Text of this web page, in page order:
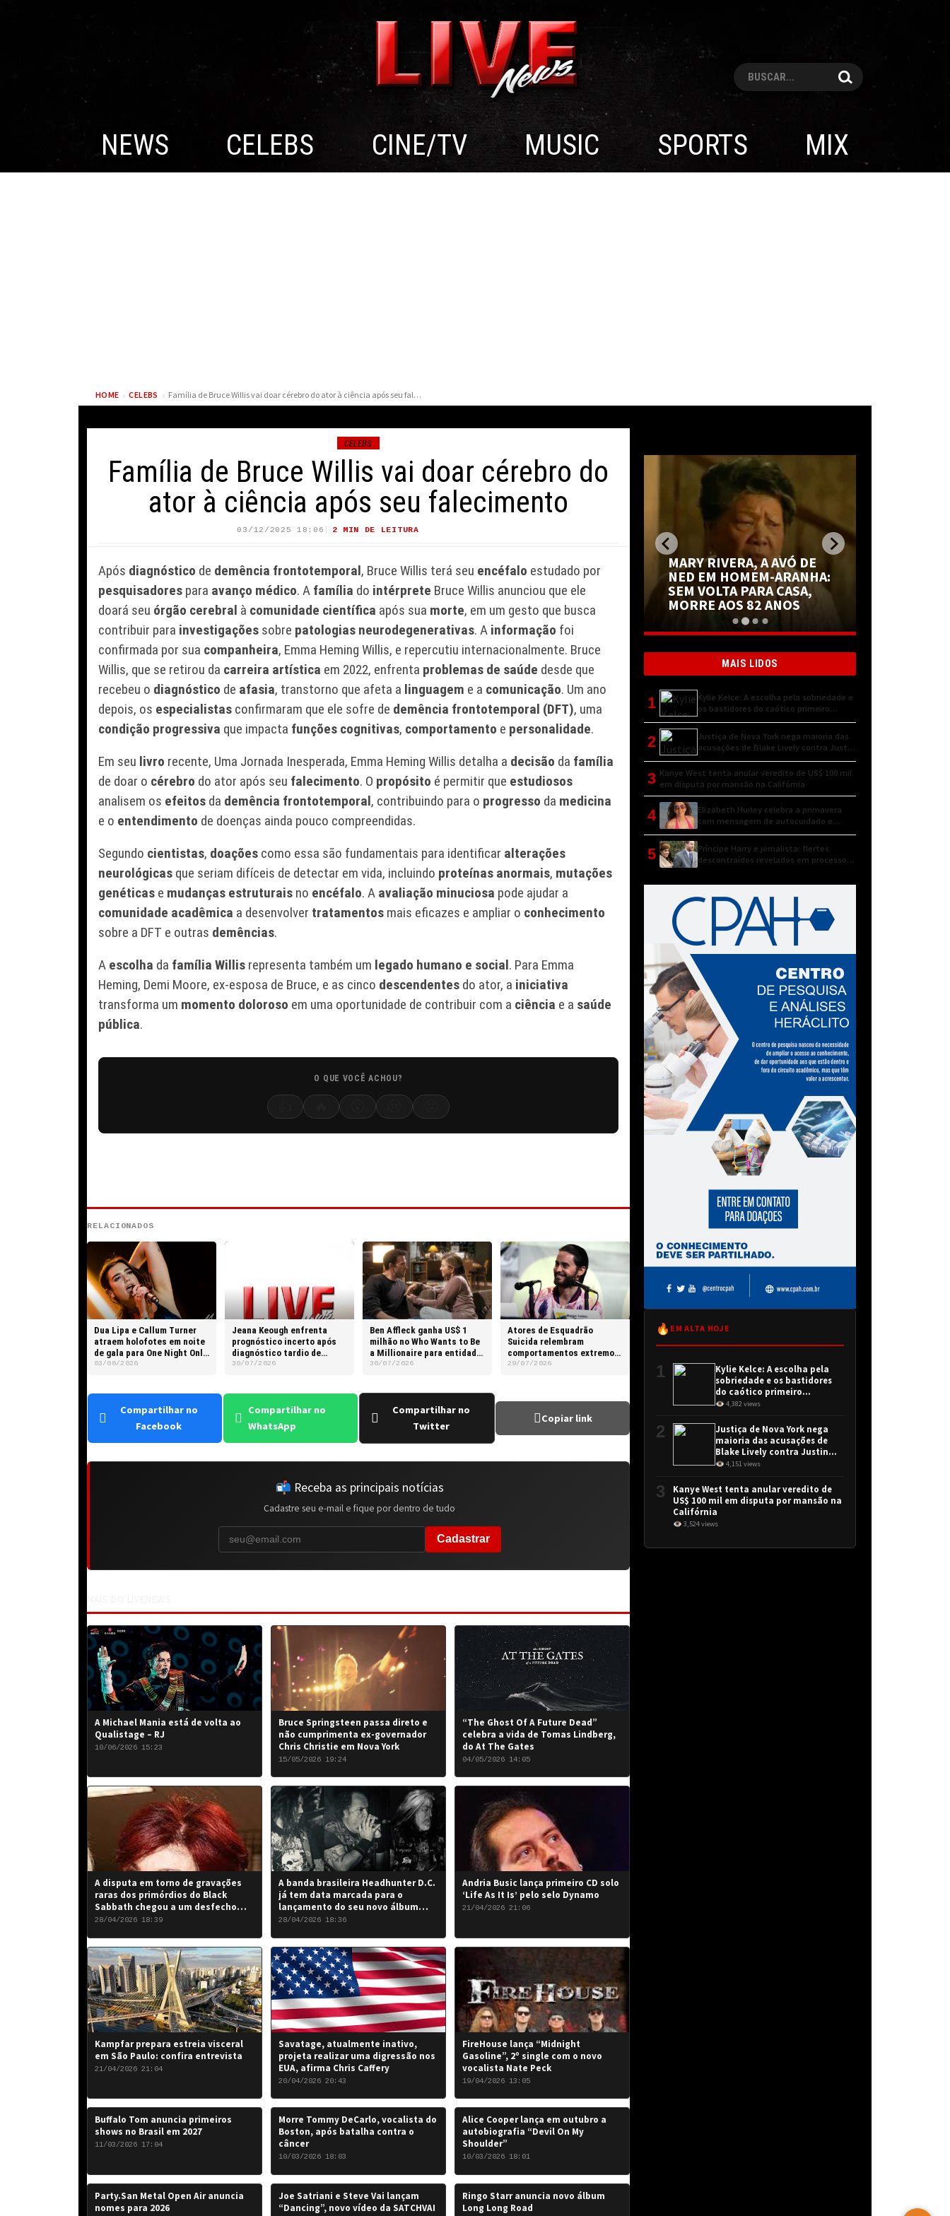
Pesquisar
NEWS CELEBS CINE/TV MUSIC SPORTS MIX
HOME › CELEBS › Família de Bruce Willis vai doar cérebro do ator à ciência após seu falecimento
CELEBS
Família de Bruce Willis vai doar cérebro do
ator à ciência após seu falecimento
03/12/2025 18:06 2 MIN DE LEITURA
Após diagnóstico de demência frontotemporal, Bruce Willis terá seu encéfalo estudado por
pesquisadores para avanço médico. A família do intérprete Bruce Willis anunciou que ele
doará seu órgão cerebral à comunidade científica após sua morte, em um gesto que busca
contribuir para investigações sobre patologias neurodegenerativas. A informação foi
confirmada por sua companheira, Emma Heming Willis, e repercutiu internacionalmente. Bruce
Willis, que se retirou da carreira artística em 2022, enfrenta problemas de saúde desde que
recebeu o diagnóstico de afasia, transtorno que afeta a linguagem e a comunicação. Um ano
depois, os especialistas confirmaram que ele sofre de demência frontotemporal (DFT), uma
condição progressiva que impacta funções cognitivas, comportamento e personalidade.
Em seu livro recente, Uma Jornada Inesperada, Emma Heming Willis detalha a decisão da família
de doar o cérebro do ator após seu falecimento. O propósito é permitir que estudiosos
analisem os efeitos da demência frontotemporal, contribuindo para o progresso da medicina
e o entendimento de doenças ainda pouco compreendidas.
Segundo cientistas, doações como essa são fundamentais para identificar alterações
neurológicas que seriam difíceis de detectar em vida, incluindo proteínas anormais, mutações
genéticas e mudanças estruturais no encéfalo. A avaliação minuciosa pode ajudar a
comunidade acadêmica a desenvolver tratamentos mais eficazes e ampliar o conhecimento
sobre a DFT e outras demências.
A escolha da família Willis representa também um legado humano e social. Para Emma
Heming, Demi Moore, ex-esposa de Bruce, e as cinco descendentes do ator, a iniciativa
transforma um momento doloroso em uma oportunidade de contribuir com a ciência e a saúde
pública.
O QUE VOCÊ ACHOU?
RELACIONADOS
Dua Lipa e Callum Turner
atraem holofotes em noite
de gala para One Night Only
em NY
03/08/2026
Jeana Keough enfrenta
prognóstico incerto após
diagnóstico tardio de
câncer na língua
30/07/2026
Ben Affleck ganha US$ 1
milhão no Who Wants to Be
a Millionaire para entidade
beneficente
30/07/2026
Atores de Esquadrão
Suicida relembram
comportamentos extremos
de Jared Leto nos
29/07/2026
Compartilhar no
Facebook
Compartilhar no
WhatsApp
Compartilhar no
Twitter
Copiar link
📬 Receba as principais notícias
Cadastre seu e-mail e fique por dentro de tudo
Cadastrar
A Michael Mania está de volta ao
Qualistage – RJ
10/06/2026 15:23
Bruce Springsteen passa direto e
não cumprimenta ex-governador
Chris Christie em Nova York
15/05/2026 19:24
“The Ghost Of A Future Dead”
celebra a vida de Tomas Lindberg,
do At The Gates
04/05/2026 14:05
A disputa em torno de gravações
raras dos primórdios do Black
Sabbath chegou a um desfecho
favorável para a banda.
28/04/2026 18:39
A banda brasileira Headhunter D.C.
já tem data marcada para o
lançamento do seu novo álbum
“Rise of the Damned…”: 6 de junho
28/04/2026 18:36
Andria Busic lança primeiro CD solo
‘Life As It Is’ pelo selo Dynamo
21/04/2026 21:06
Kampfar prepara estreia visceral
em São Paulo: confira entrevista
21/04/2026 21:04
Savatage, atualmente inativo,
projeta realizar uma digressão nos
EUA, afirma Chris Caffery
20/04/2026 20:43
FireHouse lança “Midnight
Gasoline”, 2º single com o novo
vocalista Nate Peck
19/04/2026 13:05
Buffalo Tom anuncia primeiros
shows no Brasil em 2027
11/03/2026 17:04
Morre Tommy DeCarlo, vocalista do
Boston, após batalha contra o
câncer
10/03/2026 18:03
Alice Cooper lança em outubro a
autobiografia “Devil On My
Shoulder”
10/03/2026 18:01
Party.San Metal Open Air anuncia
nomes para 2026
Joe Satriani e Steve Vai lançam
“Dancing”, novo vídeo da SATCHVAI
Ringo Starr anuncia novo álbum
Long Long Road
COGITA ENCERRAR
CARREIRA E REFLETE
SOBRE SIMPLICIDADE DA
ROTINA DO PAI
RECUPERA LADO B DE
DRAKE PARA REAFIRMAR
A INFLUÊNCIA DO
RAPPER CANADENSE
ESTRATÉGIA DOS
DODGERS APÓS CRÍTICAS
SOBRE HEGEMONIA DA
FRANQUIA
MARY RIVERA, A AVÓ DE
NED EM HOMEM-ARANHA:
SEM VOLTA PARA CASA,
MORRE AOS 82 ANOS
MAIS LIDOS
1
Kylie Kelce: A escolha pela sobriedade e
os bastidores do caótico primeiro
encontro
2
Justiça de Nova York nega maioria das
acusações de Blake Lively contra Justin
Baldoni
3 Kanye West tenta anular veredito de US$ 100 mil
em disputa por mansão na Califórnia
4
Elizabeth Hurley celebra a primavera
com mensagem de autocuidado e
conexão natural
5
Príncipe Harry e jornalista: flertes
descontraídos revelados em processo
🔥 EM ALTA HOJE
1
Kylie Kelce: A escolha pela
sobriedade e os bastidores
do caótico primeiro
encontro
👁 4,382 views
2
Justiça de Nova York nega
maioria das acusações de
Blake Lively contra Justin
Baldoni
👁 4,151 views
3
Kanye West tenta anular veredito de
US$ 100 mil em disputa por mansão na
Califórnia
👁 3,524 views